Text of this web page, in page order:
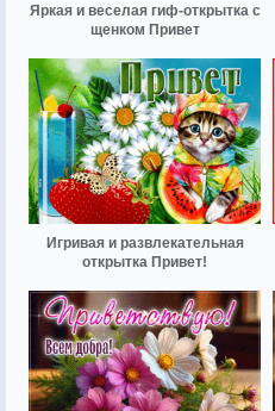
Яркая и веселая гиф-открытка с
щенком Привет
Игривая и развлекательная
открытка Привет!